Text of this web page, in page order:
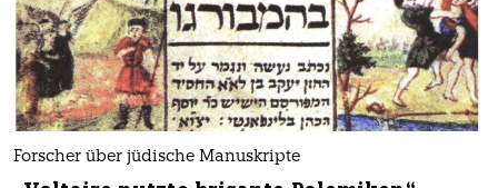
Forscher über jüdische Manuskripte